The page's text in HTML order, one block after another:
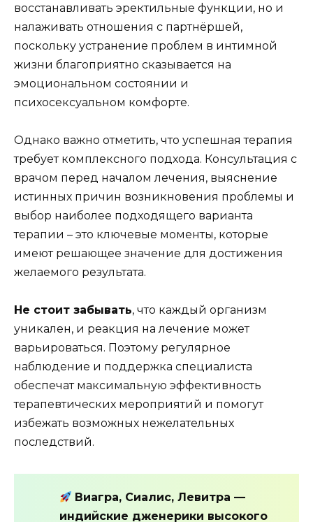
восстанавливать эректильные функции, но и
налаживать отношения с партнёршей,
поскольку устранение проблем в интимной
жизни благоприятно сказывается на
эмоциональном состоянии и
психосексуальном комфорте.
Однако важно отметить, что успешная терапия
требует комплексного подхода. Консультация с
врачом перед началом лечения, выяснение
истинных причин возникновения проблемы и
выбор наиболее подходящего варианта
терапии – это ключевые моменты, которые
имеют решающее значение для достижения
желаемого результата.
Не стоит забывать, что каждый организм
уникален, и реакция на лечение может
варьироваться. Поэтому регулярное
наблюдение и поддержка специалиста
обеспечат максимальную эффективность
терапевтических мероприятий и помогут
избежать возможных нежелательных
последствий.
Виагра, Сиалис, Левитра —
индийские дженерики высокого